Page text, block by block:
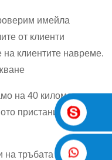
имейла
от клиенти
клиентите навреме.
на 40 километра от
пристанище в
на тръбата и